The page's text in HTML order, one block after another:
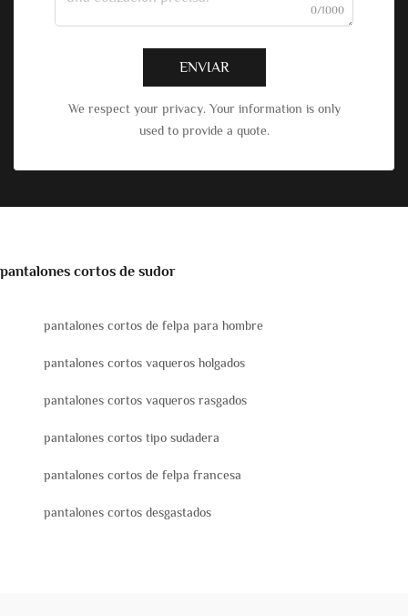
0/1000
ENVIAR
We respect your privacy. Your information is only
used to provide a quote.
pantalones cortos de sudor
pantalones cortos de felpa para hombre
pantalones cortos vaqueros holgados
pantalones cortos vaqueros rasgados
pantalones cortos tipo sudadera
pantalones cortos de felpa francesa
pantalones cortos desgastados